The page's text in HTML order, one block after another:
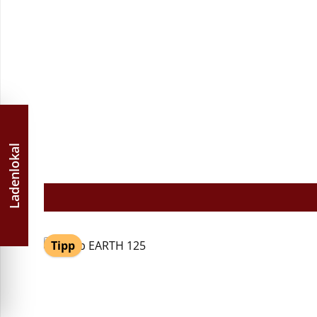
Tipp
Ladenlokal